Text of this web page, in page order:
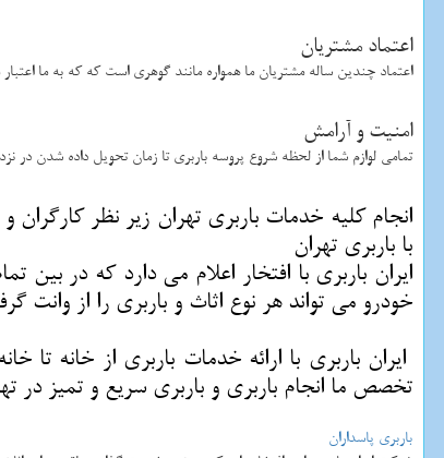
اعتماد مشتریان
اعتماد چندین ساله مشتریان ما همواره مانند گوهری است که که به ما
امنیت و آرامش
تمامی لوازم شما از لحظه شروع پروسه باربری تا زمان تحویل داده شدن در
انجام کلیه خدمات باربری تهران زیر نظر
با باربری تهران
خودرو می تواند هر نوع اثاث و باربری را از وانت
ایران باربری با ارائه خدمات باربری از خانه
تخصص ما انجام باربری و باربری سریع و تمیز در
باربری پاسداران